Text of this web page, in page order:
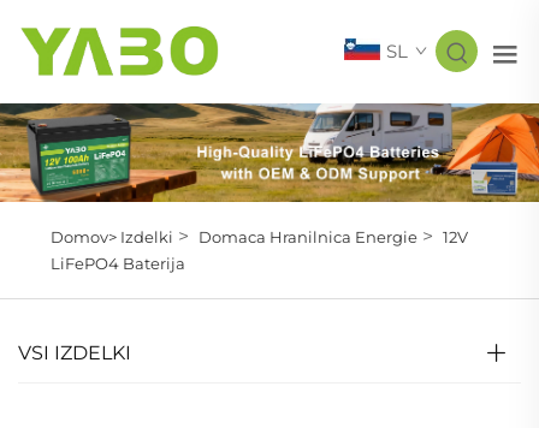
SL
Domov> Izdelki > Domaca Hranilnica Energie> 12V
LiFePO4 Baterija
VSI IZDELKI